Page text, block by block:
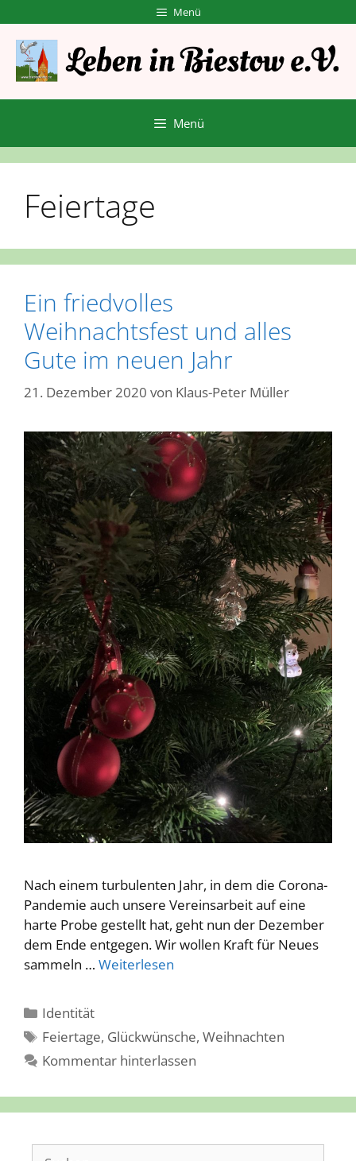
Inhalt
springen
Menü
Menü
Feiertage
Ein friedvolles
Weihnachtsfest und alles
Gute im neuen Jahr
21. Dezember 2020 von Klaus-Peter Müller
Nach einem turbulenten Jahr, in dem die Corona-
Pandemie auch unsere Vereinsarbeit auf eine
harte Probe gestellt hat, geht nun der Dezember
dem Ende entgegen. Wir wollen Kraft für Neues
sammeln … Weiterlesen
Kategorien
Identität
Schlagwörter
Feiertage, Glückwünsche,Weihnachten
Kommentar hinterlassen